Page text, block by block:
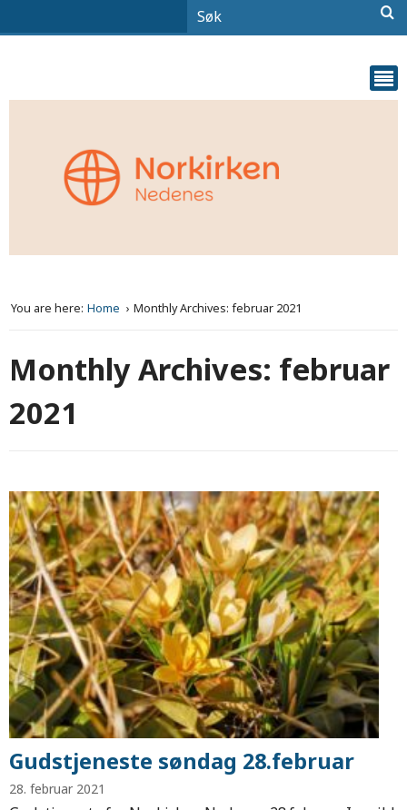
You are here: Home Monthly Archives: februar 2021
Monthly Archives: februar
2021
Gudstjeneste søndag 28.februar
28. februar 2021